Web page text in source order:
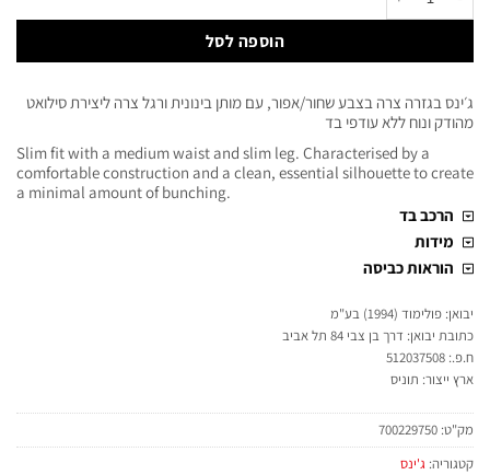
הוספה לסל
ג׳ינס בגזרה צרה בצבע שחור/אפור, עם מותן בינונית ורגל צרה ליצירת סילואט
מהודק ונוח ללא עודפי בד
Slim fit with a medium waist and slim leg. Characterised by a
comfortable construction and a clean, essential silhouette to create
a minimal amount of bunching.
הרכב בד
מידות
הוראות כביסה
יבואן: פולימוד (1994) בע"מ
כתובת יבואן: דרך בן צבי 84 תל אביב
ח.פ.: 512037508
ארץ ייצור: תוניס
מק"ט: 700229750
קטגוריה: ג'ינס